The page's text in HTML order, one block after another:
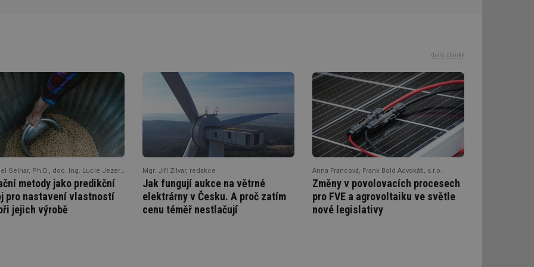
další články
Ing. Daniel Gelnar, Ph.D., doc. Ing. Lucie Jezerská, Ph.D., Ing. Martin Žídek, Ph.D.
metody jako predikční
pro nastavení vlastností
jejich výrobě
Mgr. Jiří Zilvar, redakce
Jak fungují aukce na větrné
elektrárny v Česku. A proč zatím
cenu téměř nestlačují
Anna Francová, Frank Bold Advokáti, s.r.o.
Změny v povolovacích procesech
pro FVE a agrovoltaiku ve světle
nové legislativy